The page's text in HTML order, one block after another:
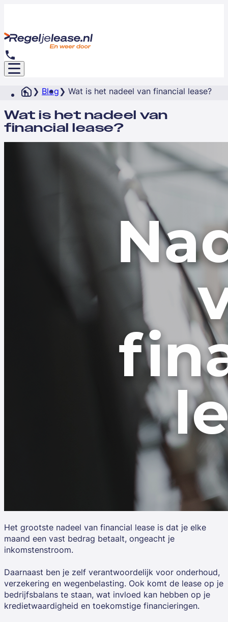
Blog Wat is het nadeel van financial lease?
Wat is het nadeel van
financial lease?
Het grootste nadeel van financial lease is dat je elke
maand een vast bedrag betaalt, ongeacht je
inkomstenstroom.
Daarnaast ben je zelf verantwoordelijk voor onderhoud,
verzekering en wegenbelasting. Ook komt de lease op je
bedrijfsbalans te staan, wat invloed kan hebben op je
kredietwaardigheid en toekomstige financieringen.